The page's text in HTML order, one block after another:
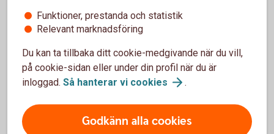
Kontakt
Madelén Falkenhäll, ekonom finansiell hälsa, telefon: +46
76 790 1638, e-post:
madelen.falkenhall@swedbank.se
Johanna Zelazny, pressansvarig, telefon: +46 72 217 1024
Funktioner, prestanda och statistik
Relevant marknadsföring
Du kan ta tillbaka ditt cookie-medgivande när du vill,
på cookie-sidan eller under din profil när du är
inloggad. Så hanterar vi cookies .
Godkänn alla cookies